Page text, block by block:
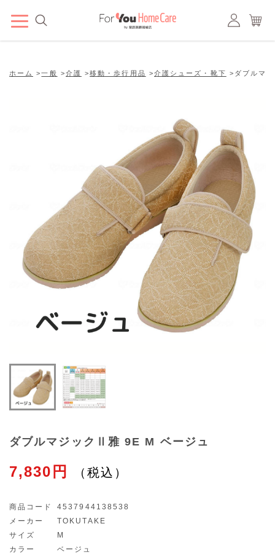
ホーム >一般 >介護 >移動・歩行用品 >介護シューズ・靴下 > ダブルマ
ダブルマジックⅡ雅 9E M ベージュ
7,830円
商品コード
4537944138538
メーカー
TOKUTAKE
サイズ
M
カラー
ベージュ